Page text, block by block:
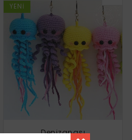
YENI
Denizanası